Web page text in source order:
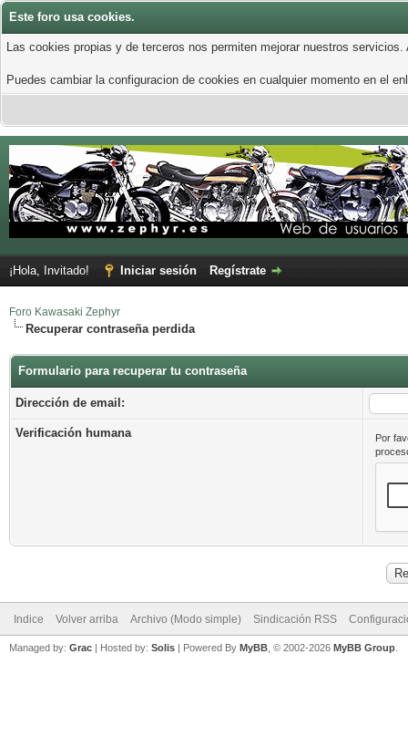
Este foro usa cookies.
Las cookies propias y de terceros nos permiten mejorar nuestros
Puedes cambiar la configuracion de cookies en cualquier momento en el
¡Hola, Invitado! Iniciar sesión Regístrate
Foro Kawasaki Zephyr
Recuperar contraseña perdida
Formulario para recuperar tu contraseña
Dirección de email:
Verificación humana
Por
Indice Volver arriba Archivo (Modo simple) Sindicación RSS
Managed by: Grac | Hosted by: Solis | Powered By MyBB , © 2002-2026 MyBB Group